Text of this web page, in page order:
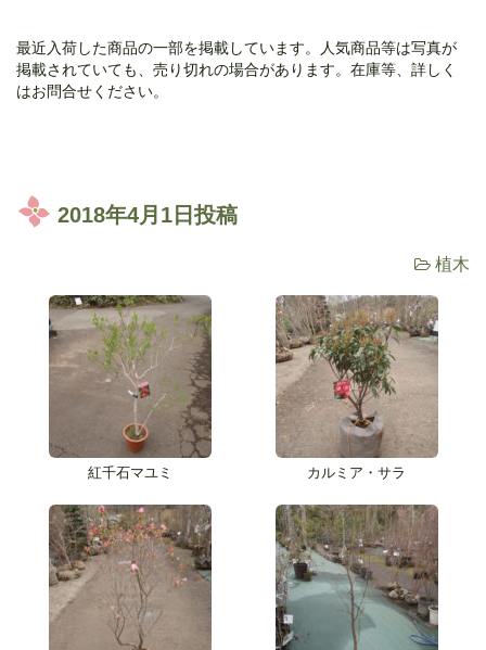
最近入荷した商品の一部を掲載しています。人気商品等は写真が
掲載されていても、売り切れの場合があります。在庫等、詳しく
はお問合せください。
2018年4月1日投稿
植木
紅千石マユミ カルミア・サラ